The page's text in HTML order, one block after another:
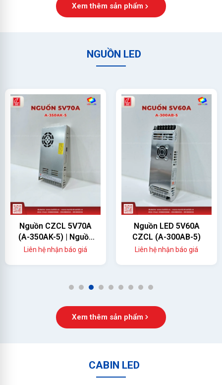
Xem thêm sản phẩm
NGUỒN LED
Nguồn CZCL 5V70A
(A-350AK-5) | Nguồn
Màn Hình LED 350W
Liên hệ nhận báo giá
Nguồn LED 5V60A
CZCL (A-300AB-5)
Liên hệ nhận báo giá
1 2 3 4 5 6 7 8 9
Xem thêm sản phẩm
CABIN LED